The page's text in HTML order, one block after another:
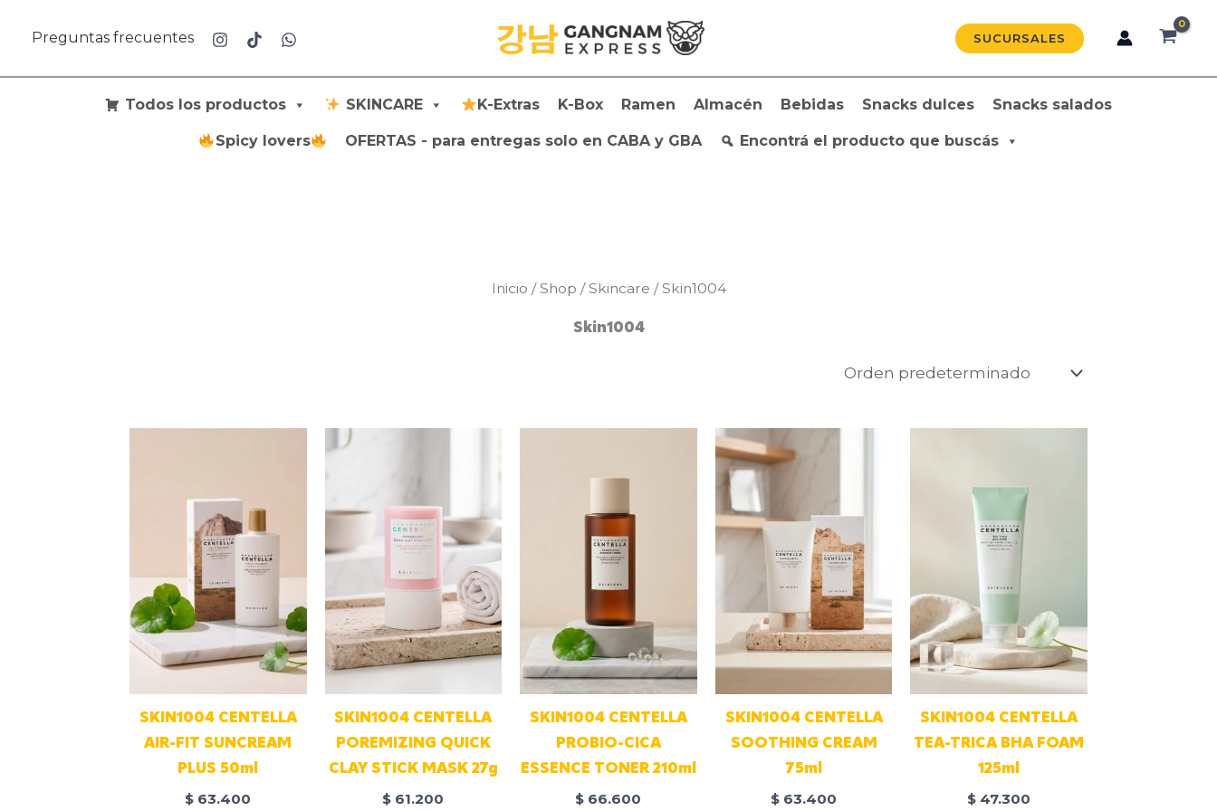
Preguntas frecuentes SUCURSALES
Todos los productos SKINCARE K-Extras K-Box Ramen Almacén Bebidas Snacks dulces Snacks salados
Spicy lovers OFERTAS - para entregas solo en CABA y GBA Encontrá el producto que buscás
Inicio /Shop /Skincare / Skin1004
Skin1004
SKIN1004 CENTELLA
AIR-FIT SUNCREAM
PLUS 50ml
$ 63.400
SKIN1004 CENTELLA
POREMIZING QUICK
CLAY STICK MASK 27g
$ 61.200
SKIN1004 CENTELLA
PROBIO-CICA
ESSENCE TONER 210ml
$ 66.600
SKIN1004 CENTELLA
SOOTHING CREAM
75ml
$ 63.400
SKIN1004 CENTELLA
TEA-TRICA BHA FOAM
125ml
$ 47.300